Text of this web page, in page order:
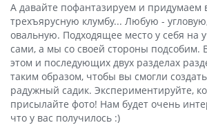
А давайте пофантазируем и придумаем
трехъярусную клумбу... Любую -
овальную. Подходящее место у себя на
сами, а мы со своей стороны подсобим.
этом и последующих двух разделах
таким образом, чтобы вы смогли
радужный садик. Экспериментируйте,
присылайте фото! Нам будет очень
что у вас получилось :)